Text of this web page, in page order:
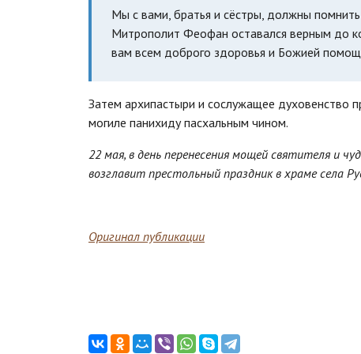
Мы с вами, братья и сёстры, должны
Митрополит Феофан оставался верным до
вам всем доброго здоровья и Божией
Затем архипастыри и сослужащее духовенство
могиле панихиду пасхальным чином.
22 мая, в день перенесения мощей святителя и
возглавит престольный праздник в храме села
Оригинал публикации